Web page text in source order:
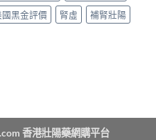
國黑金評價 腎虛
補腎壯陽
香港壯陽藥網購平台